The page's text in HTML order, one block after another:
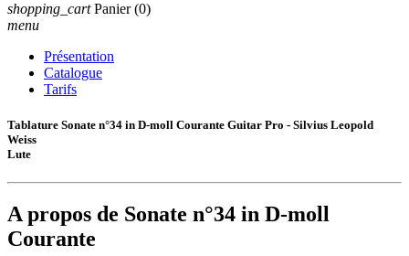
shopping_cart Panier (0)
menu
Présentation
Catalogue
Tarifs
Tablature Sonate n°34 in D-moll Courante Guitar Pro - Silvius Leopold
Weiss
Lute
A propos de Sonate n°34 in D-moll
Courante